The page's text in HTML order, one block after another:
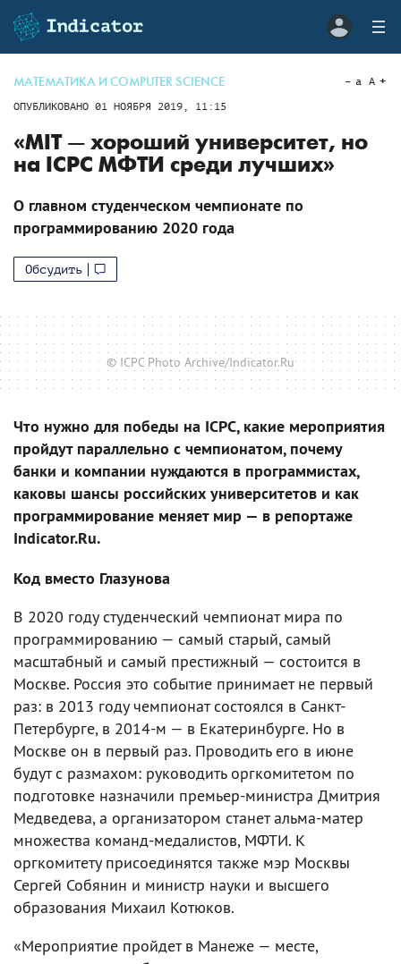
МАТЕМАТИКА И COMPUTER SCIENCE
ОПУБЛИКОВАНО 01 НОЯБРЯ 2019, 11:15
a A
«MIT — хороший университет, но
на ICPC МФТИ среди лучших»
О главном студенческом чемпионате по
программированию 2020 года
Обсудить
© ICPC Photo Archive/Indicator.Ru
Что нужно для победы на ICPC, какие мероприятия
пройдут параллельно с чемпионатом, почему
банки и компании нуждаются в программистах,
каковы шансы российских университетов и как
программирование меняет мир — в репортаже
Indicator.Ru.
Код вместо Глазунова
В 2020 году студенческий чемпионат мира по
программированию — самый старый, самый
масштабный и самый престижный — состоится в
Москве. Россия это событие принимает не первый
раз: в 2013 году чемпионат состоялся в Санкт-
Петербурге, в 2014-м — в Екатеринбурге. Но в
Москве он в первый раз. Проводить его в июне
будут с размахом: руководить оргкомитетом по
подготовке назначили премьер-министра Дмитрия
Медведева, а организатором станет альма-матер
множества команд-медалистов, МФТИ. К
оргкомитету присоединятся также мэр Москвы
Сергей Собянин и министр науки и высшего
образования Михаил Котюков.
«Мероприятие пройдет в Манеже — месте,